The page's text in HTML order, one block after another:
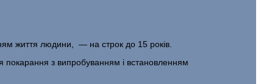
життя людини, — на строк до 15 років.
покарання з випробуванням і встановленням